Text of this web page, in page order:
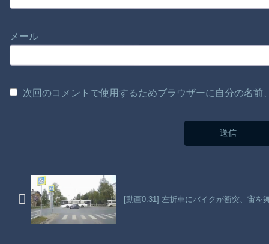
メール
次回のコメントで使用するためブラウザーに自分の名
[動画0:31] 左折車にバイクが衝突、宙を